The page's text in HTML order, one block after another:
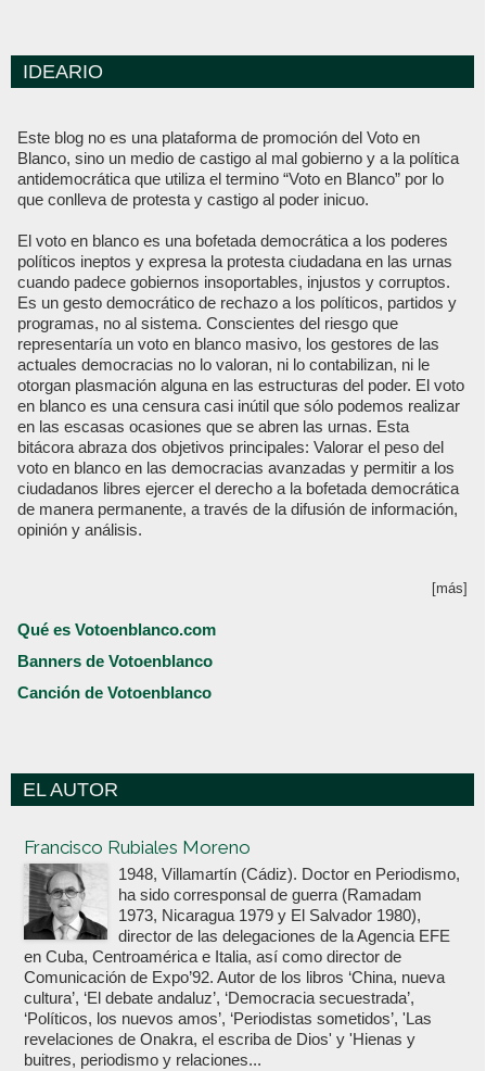
IDEARIO
Este blog no es una plataforma de promoción del Voto en
Blanco, sino un medio de castigo al mal gobierno y a la política
antidemocrática que utiliza el termino “Voto en Blanco” por lo
que conlleva de protesta y castigo al poder inicuo.
El voto en blanco es una bofetada democrática a los poderes
políticos ineptos y expresa la protesta ciudadana en las urnas
cuando padece gobiernos insoportables, injustos y corruptos.
Es un gesto democrático de rechazo a los políticos, partidos y
programas, no al sistema. Conscientes del riesgo que
representaría un voto en blanco masivo, los gestores de las
actuales democracias no lo valoran, ni lo contabilizan, ni le
otorgan plasmación alguna en las estructuras del poder. El voto
en blanco es una censura casi inútil que sólo podemos realizar
en las escasas ocasiones que se abren las urnas. Esta
bitácora abraza dos objetivos principales: Valorar el peso del
voto en blanco en las democracias avanzadas y permitir a los
ciudadanos libres ejercer el derecho a la bofetada democrática
de manera permanente, a través de la difusión de información,
opinión y análisis.
[más]
Qué es Votoenblanco.com
Banners de Votoenblanco
Canción de Votoenblanco
EL AUTOR
Francisco Rubiales Moreno
1948, Villamartín (Cádiz). Doctor en Periodismo,
ha sido corresponsal de guerra (Ramadam
1973, Nicaragua 1979 y El Salvador 1980),
director de las delegaciones de la Agencia EFE
en Cuba, Centroamérica e Italia, así como director de
Comunicación de Expo’92. Autor de los libros ‘China, nueva
cultura’, ‘El debate andaluz’, ‘Democracia secuestrada’,
‘Políticos, los nuevos amos’, ‘Periodistas sometidos’, 'Las
revelaciones de Onakra, el escriba de Dios' y 'Hienas y
buitres, periodismo y relaciones...